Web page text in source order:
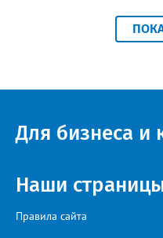
гл.инженера Шепелева А.Н.
МУП ЗГО "Златоустовское
пунктуация авторские).
посёлке и работать
местности. «К сожалению, в
малого диаметра, - отмечает
такие вводы не отражены в
строительства. Каждый
Для бизнеса и
Наши
Правила сайта